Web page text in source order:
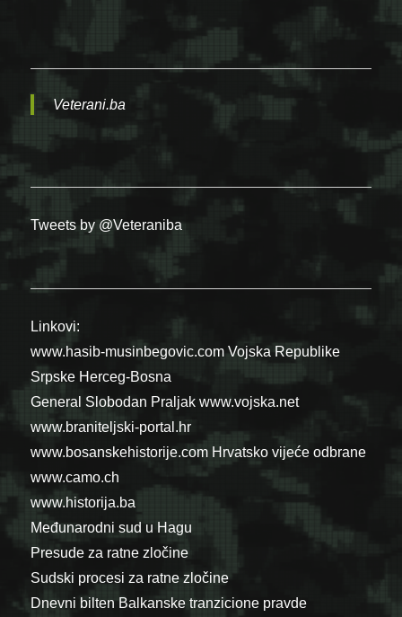
Veterani.ba
Tweets by @Veteraniba
Linkovi:
www.hasib-musinbegovic.com Vojska Republike
Srpske Herceg-Bosna
General Slobodan Praljak www.vojska.net
www.braniteljski-portal.hr
www.bosanskehistorije.com Hrvatsko vijeće odbrane
www.camo.ch
www.historija.ba
Međunarodni sud u Hagu
Presude za ratne zločine
Sudski procesi za ratne zločine
Dnevni bilten Balkanske tranzicione pravde